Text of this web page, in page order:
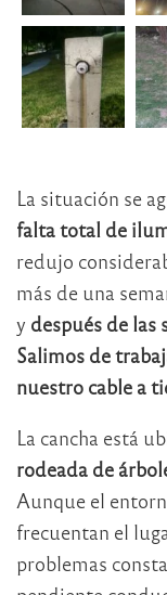
La situación se
falta total de
redujo
más de una
y después de las
Salimos de
nuestro cable a
La cancha está
rodeada de
Aunque el
frecuentan el
problemas